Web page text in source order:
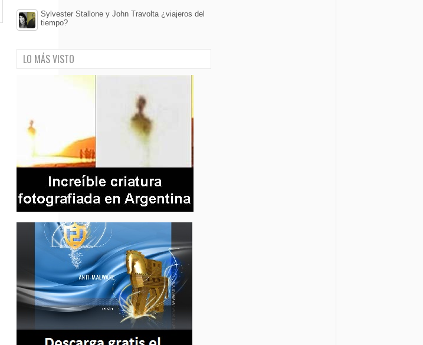
Sylvester Stallone y John Travolta ¿viajeros del
tiempo?
LO MÁS VISTO